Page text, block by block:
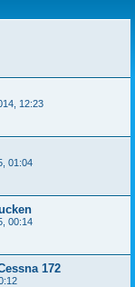
12:23
01:04
00:14
172